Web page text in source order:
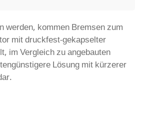
werden, kommen Bremsen zum
mit druckfest-gekapselter
im Vergleich zu angebauten
Lösung mit kürzerer